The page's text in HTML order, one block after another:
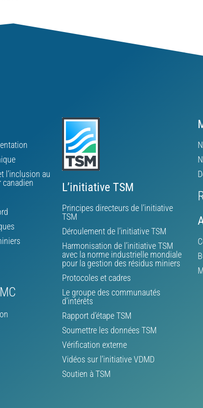
l’inclusion au
canadien
L’initiative TSM
Principes directeurs de l’initiative
TSM
Déroulement de l’initiative TSM
Harmonisation de l’initiative TSM
avec la norme industrielle mondiale
pour la gestion des résidus miniers
Protocoles et cadres
Le groupe des communautés
d’intérêts
Rapport d’étape TSM
Soumettre les données TSM
Vérification externe
Vidéos sur l’initiative VDMD
Soutien à TSM